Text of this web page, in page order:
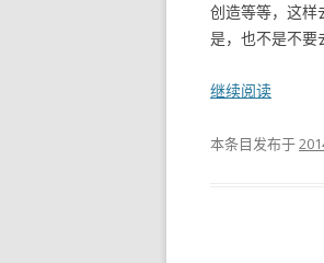
创造等等，这样
是，也不是不
继续阅读
本条目发布于